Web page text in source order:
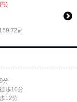
)
㎡
分
歩10分
12分